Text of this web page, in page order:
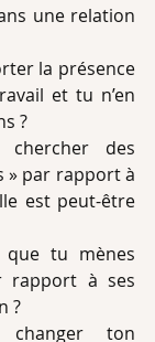
une relation
la présence
et tu n’en
?
des
» par rapport à
est peut-être
tu mènes
rapport à ses
?
changer ton